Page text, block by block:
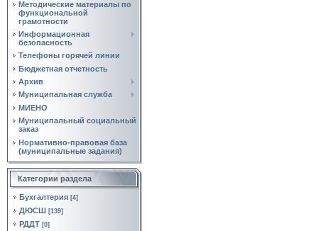
Методические материалы по
функциональной
грамотности
Информационная
безопасность
Телефоны горячей линии
Бюджетная отчетность
Архив
Муниципальная служба
МИЕНО
Муниципальный социальный
заказ
Нормативно‑правовая база
(муниципальные задания)
Категории раздела
Бухгалтерия [4]
ДЮСШ [139]
РДДТ [0]